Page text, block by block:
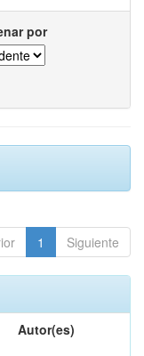
por
1 Siguiente
Autor(es)